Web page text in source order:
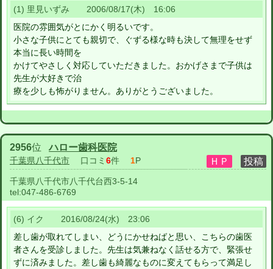
(1) 里見いずみ 2006/08/17(木) 16:06
医院の雰囲気がとにかく明るいです。
小さな子供にとても親切で、ぐずる様な時も決して無理をせず
本当に長い時間を
かけてやさしく対応していただきました。おかげさまで子供は
先生が大好きで治
療を少しも怖がりません。ありがとうございました。
2956位ハロー歯科医院
千葉県八千代市 口コミ 6件 1P
千葉県八千代市八千代台西3-5-14
tel:047-486-6769
(6) イク 2016/08/24(水) 23:06
差し歯が取れてしまい、どうにかせねばと思い、こちらの歯医
者さんを受診しました。先生は気兼ねなく話せる方で、緊張せ
ずに済みました。差し歯も綺麗なものに変えてもらって満足し